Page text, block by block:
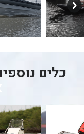
כלים